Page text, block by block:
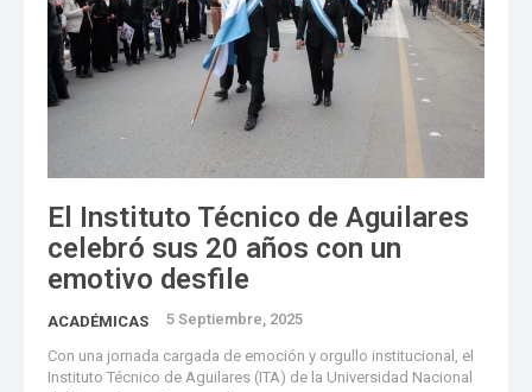
El Instituto Técnico de Aguilares
celebró sus 20 años con un
emotivo desfile
ACADÉMICAS 5 Septiembre, 2025
Con una jornada cargada de emoción y orgullo institucional, el
Instituto Técnico de Aguilares (ITA) de la Universidad Nacional